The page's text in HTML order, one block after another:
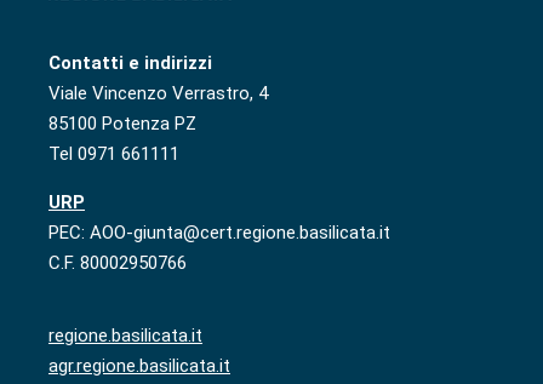
Contatti e indirizzi
Viale Vincenzo Verrastro, 4
85100 Potenza PZ
Tel 0971 661111
URP
PEC: AOO-giunta@cert.regione.basilicata.it
C.F. 80002950766
regione.basilicata.it
agr.regione.basilicata.it